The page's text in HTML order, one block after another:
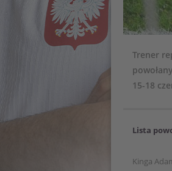
Trener
15-18
Lista
Kinga